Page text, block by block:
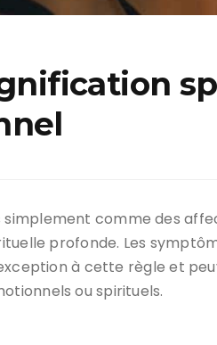
simplement comme des
profonde. Les
à cette règle et
ou spirituels.